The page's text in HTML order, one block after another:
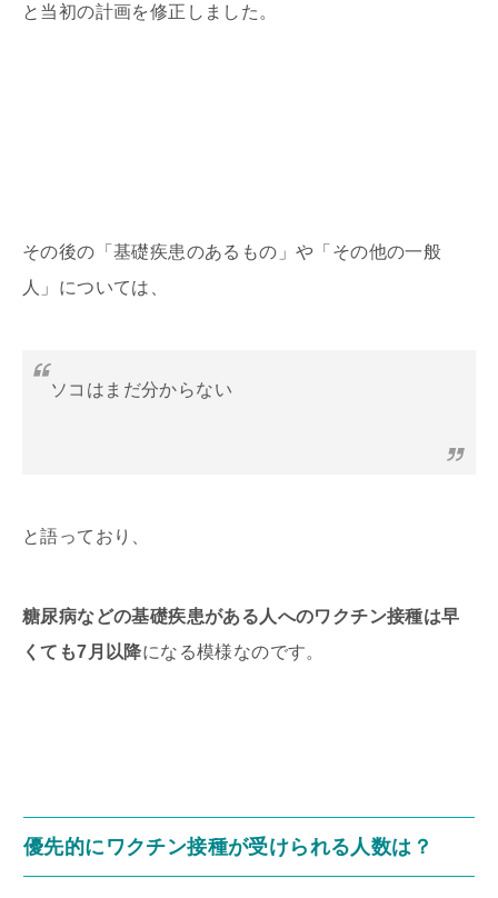
と当初の計画を修正しました。
その後の「基礎疾患のあるもの」や「その他の一般
人」については、
ソコはまだ分からない
と語っており、
糖尿病などの基礎疾患がある人へのワクチン接種は早
くても7月以降になる模様なのです。
優先的にワクチン接種が受けられる人数は？